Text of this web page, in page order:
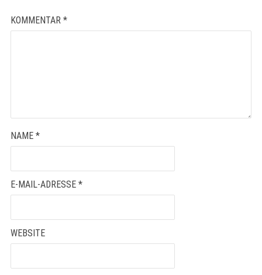
KOMMENTAR *
NAME *
E-MAIL-ADRESSE *
WEBSITE